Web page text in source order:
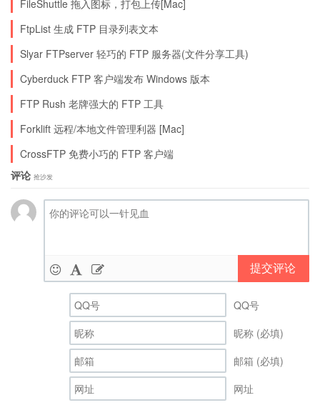
FileShuttle 拖入图标，打包上传[Mac]
FtpList 生成 FTP 目录列表文本
Slyar FTPserver 轻巧的 FTP 服务器(文件分享工具)
Cyberduck FTP 客户端发布 Windows 版本
FTP Rush 老牌强大的 FTP 工具
Forklift 远程/本地文件管理利器 [Mac]
CrossFTP 免费小巧的 FTP 客户端
评论 抢沙发
提交评论
QQ号
昵称 (必填)
邮箱 (必填)
网址